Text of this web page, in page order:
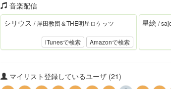
音楽配信
iTunesで検索 Amazonで検索
シリウス / 岸田教団＆THE明星ロケッツ 星絵 /
マイリスト登録しているユーザ (21)